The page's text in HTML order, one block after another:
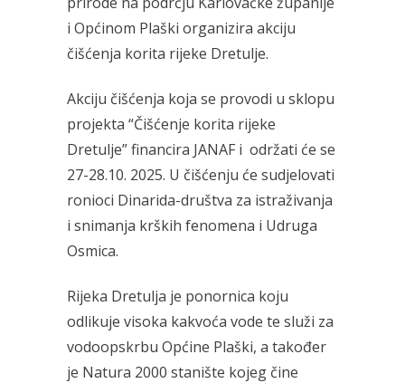
i Općinom Plaški organizira akciju
čišćenja korita rijeke Dretulje.
Akciju čišćenja koja se provodi u sklopu
projekta “Čišćenje korita rijeke
Dretulje” financira JANAF i održati će se
27-28.10. 2025. U čišćenju će sudjelovati
ronioci Dinarida-društva za istraživanja
i snimanja krških fenomena i Udruga
Osmica.
Rijeka Dretulja je ponornica koju
odlikuje visoka kakvoća vode te služi za
vodoopskrbu Općine Plaški, a također
je Natura 2000 stanište kojeg čine